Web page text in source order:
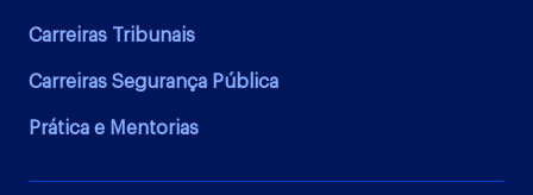
Carreiras Tribunais
Carreiras Segurança Pública
Prática e Mentorias